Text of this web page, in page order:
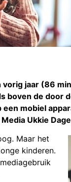
jaar (86
de door
mobiel
Ukkie
Maar het
kinderen.